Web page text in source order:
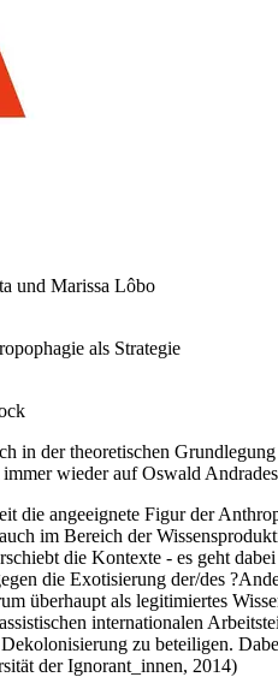
und Marissa Lôbo
als Strategie
in der theoretischen
wieder auf Oswald
die angeeignete Figur der
im Bereich der
die Kontexte - es geht
die Exotisierung der/des
überhaupt als legitimiertes
internationalen
zu beteiligen.
der Ignorant_innen, 2014)